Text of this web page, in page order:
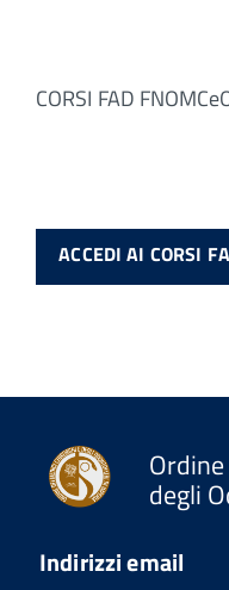
CORSI FAD
ACCEDI AI CORSI
degli
Indirizzi email